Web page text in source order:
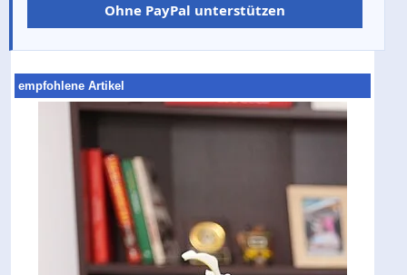
Ohne PayPal unterstützen
empfohlene Artikel